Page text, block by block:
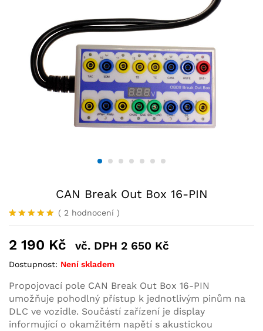
CAN Break Out Box 16-PIN
Hodnoceno
na základě
1
zákazníka
( 2 hodnocení )
2 190 Kč vč. DPH 2 650 Kč
Dostupnost: Není skladem
Propojovací pole CAN Break Out Box 16-PIN
umožňuje pohodlný přístup k jednotlivým pinům na
DLC ve vozidle. Součástí zařízení je display
informující o okamžitém napětí s akustickou